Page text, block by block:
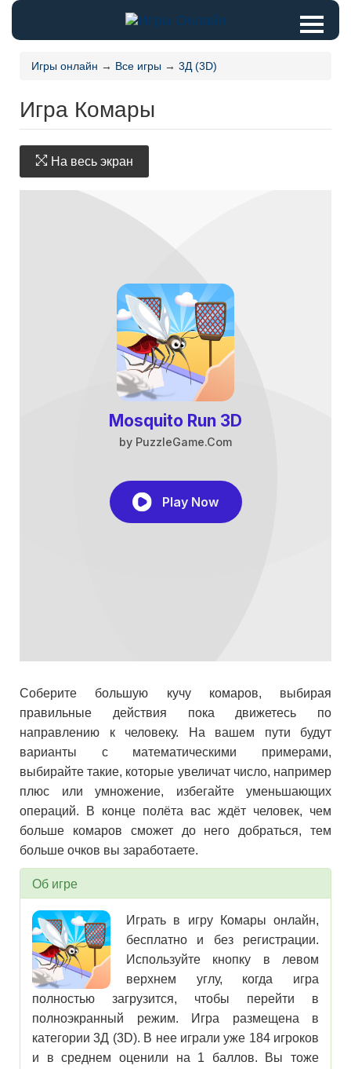
Игры онлайн → Все игры → 3Д (3D)
Игра Комары
На весь экран
Соберите большую кучу комаров, выбирая
правильные действия пока движетесь по
направлению к человеку. На вашем пути будут
варианты с математическими примерами,
выбирайте такие, которые увеличат число, например
плюс или умножение, избегайте уменьшающих
операций. В конце полёта вас ждёт человек, чем
больше комаров сможет до него добраться, тем
больше очков вы заработаете.
Об игре
Играть в игру Комары онлайн,
бесплатно и без регистрации.
Используйте кнопку в левом
верхнем углу, когда игра
полностью загрузится, чтобы перейти в
полноэкранный режим. Игра размещена в
категории 3Д (3D). В нее играли уже 184 игроков
и в среднем оценили на 1 баллов. Вы тоже